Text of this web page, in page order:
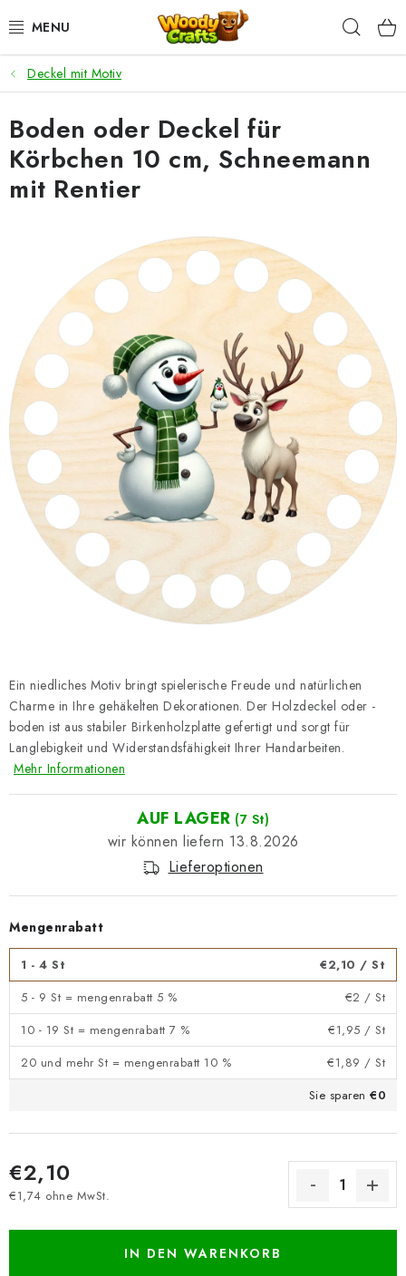
Inhalt
HÄKELN
FLECHTEN
BASTELSETS
WOODY GARN
WOODY PREMIUM 5 MM
Zahlung & Versand
Nachhaltigkeit
Rücksendungen und Reklamationen
Kontakt
Datenschutzerklärung
Impressum
Deckel mit Motiv
Ein niedliches Motiv bringt spielerische Freude und natürlichen
Charme in Ihre gehäkelten Dekorationen. Der Holzdeckel oder -
boden ist aus stabiler Birkenholzplatte gefertigt und sorgt für
Langlebigkeit und Widerstandsfähigkeit Ihrer Handarbeiten.
Mehr Informationen
AUF LAGER (7 St)
13.8.2026
Lieferoptionen
Mengenrabatt
1 - 4 St €2,10 / St
5 - 9 St = mengenrabatt 5 %
€2 / St
10 - 19 St = mengenrabatt 7 %
€1,95 / St
20 und mehr St = mengenrabatt 10 %
€1,89 / St
Sie sparen €0
€2,10
€1,74 ohne MwSt.
IN DEN WARENKORB
Boden oder Deckel für
Körbchen 10 cm, Schneemann
mit Rentier